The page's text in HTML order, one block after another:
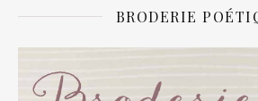
BRODERIE